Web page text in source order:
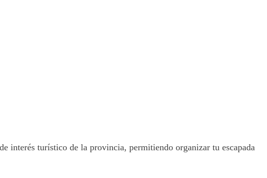
interés turístico de la provincia, permitiendo organizar tu escapada